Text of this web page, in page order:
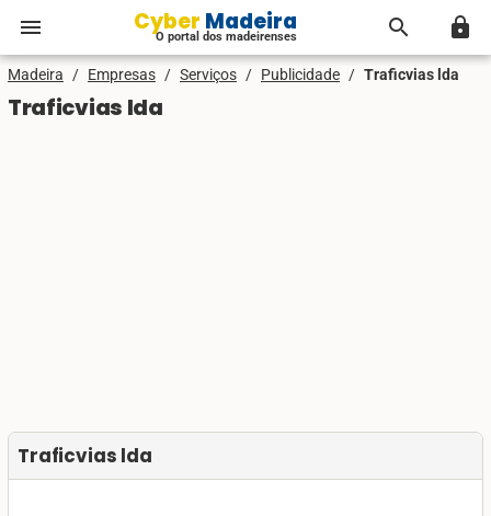
menu Cyber Madeira
O portal dos madeirenses search lock
Madeira / Empresas / Serviços / Publicidade / Traficvias lda
Traficvias lda
Traficvias lda